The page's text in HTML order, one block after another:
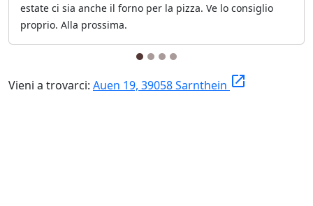
estate ci sia anche il forno per la pizza. Ve lo consiglio
proprio. Alla prossima.
Vieni a trovarci: Auen 19, 39058 Sarnthein launch